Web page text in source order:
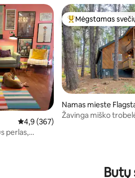
Vidutinis įvertinimas: 4,9 iš 5,
4,9 (367)
perlas,
Svečių
Mėgstamas
Namas mieste
Žavinga miško
Butų